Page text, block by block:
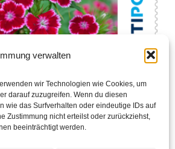
verwalten
wir Technologien wie Cookies, um
darauf zuzugreifen. Wenn du diesen
wie das Surfverhalten oder eindeutige IDs auf
Zustimmung nicht erteilst oder zurückziehst,
beeinträchtigt werden.
10×0,20 €